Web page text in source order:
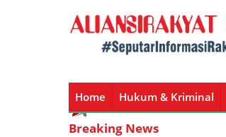
Home Hukum & Kriminal
Home Hukum & Kriminal
Breaking News